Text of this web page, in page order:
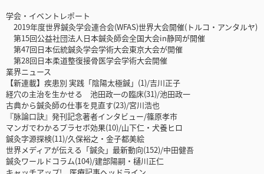
学会・イベントレポート
2019年度世界鍼灸学会連合会(WFAS)世界大会開催(トルコ・アンタルヤ)
第15回公益社団法人日本鍼灸師会全国大会in静岡が開催
第47回日本伝統鍼灸学会学術大会東京大会が開催
第28回日本柔道整復接骨医学会学術大会開催
業界ニュース
【新連載】疾患別 実践「陰陽太極鍼」(1)/吉川正子
経穴の主治を生かせる 池田政一の臨床(31)/池田政一
古典から鍼灸師の仕事を見直す(23)/宮川浩也
『脉論口訣』発刊記念著者インタビュー/篠原孝市
マンガでわかるプラセボ効果(10)/山下仁・犬養ヒロ
鍼灸字源探検(11)/久保裕之・金子都美絵
世界メディアが伝える「鍼灸」最新動向(152)/中田健吾
鍼灸ワールドコラム(104)/建部陽嗣・樋川正仁